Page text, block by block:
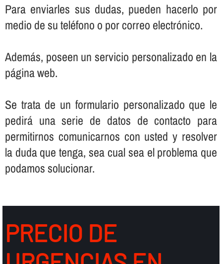
Para enviarles sus dudas, pueden hacerlo por
medio de su teléfono o por correo electrónico.
Además, poseen un servicio personalizado en la
página web.
Se trata de un formulario personalizado que le
pedirá una serie de datos de contacto para
permitirnos comunicarnos con usted y resolver
la duda que tenga, sea cual sea el problema que
podamos solucionar.
PRECIO DE